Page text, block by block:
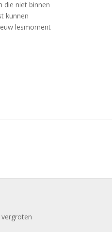
die niet binnen
kunnen
lesmoment